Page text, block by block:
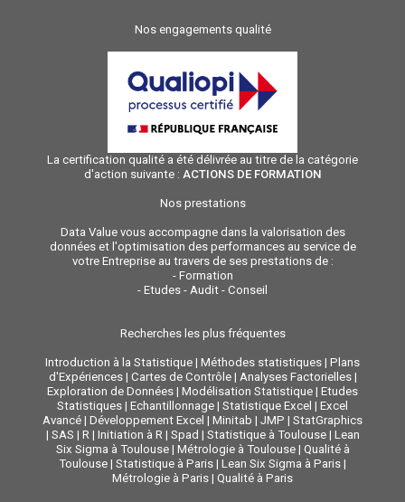
Nos engagements qualité
La certification qualité a été délivrée au titre de la catégorie
d'action suivante : ACTIONS DE FORMATION
Nos prestations
Data Value vous accompagne dans la valorisation des
données et l'optimisation des performances au service de
votre Entreprise au travers de ses prestations de :
- Formation
- Etudes - Audit - Conseil
Recherches les plus fréquentes
Introduction à la Statistique | Méthodes statistiques | Plans
d'Expériences| Cartes de Contrôle| Analyses Factorielles|
Exploration de Données | Modélisation Statistique | Etudes
Statistiques | Echantillonnage | Statistique Excel | Excel
Avancé | Développement Excel | Minitab | JMP | StatGraphics
| SAS | R| Initiation à R| Spad | Statistique à Toulouse| Lean
Six Sigma à Toulouse| Métrologie à Toulouse| Qualité à
Toulouse | Statistique à Paris | Lean Six Sigma à Paris |
Métrologie à Paris | Qualité à Paris